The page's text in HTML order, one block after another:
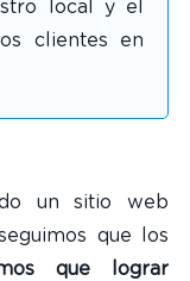
local y el
clientes en
un sitio web
que los
que lograr